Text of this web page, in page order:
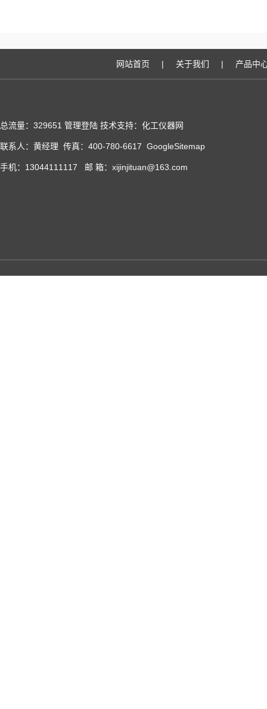
网站首页 | 关于我们 | 产品中
总流量：329651 管理登陆 技术支持：化工仪器网
联系人：黄经理 传真：400-780-6617 GoogleSitemap
手机：13044111117 邮 箱：xijinjituan@163.com